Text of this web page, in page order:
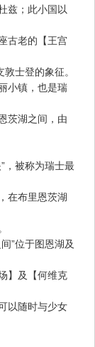
兹；此小国以
古老的【王宫
士登的象征。
小镇，也是瑞
茨湖之间，由
，被称为瑞士最
在布里恩茨湖
”位于图恩湖及
】及【何维克
以随时与少女